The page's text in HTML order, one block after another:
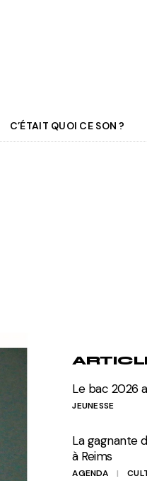
C’ÉTAIT QUOI CE SON ?
Le bac 2026
JEUNESSE
La gagnante
à Reims
AGENDA